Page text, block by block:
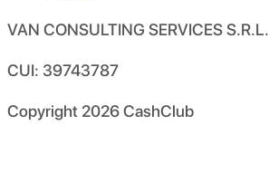
VAN CONSULTING SERVICES S.R.L.
CUI: 39743787
Copyright 2026CashClub